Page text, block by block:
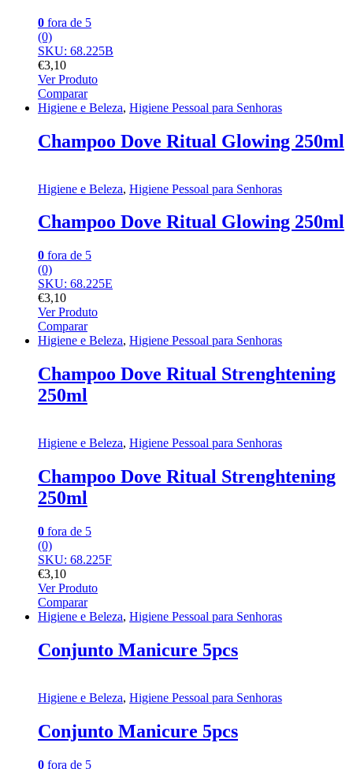
0 fora de 5
(0)
SKU: 68.225B
€3,10
Ver Produto
Comparar
Higiene e Beleza, Higiene Pessoal para Senhoras
Champoo Dove Ritual Glowing 250ml
Higiene e Beleza, Higiene Pessoal para Senhoras
Champoo Dove Ritual Glowing 250ml
0 fora de 5
(0)
SKU: 68.225E
€3,10
Ver Produto
Comparar
Higiene e Beleza, Higiene Pessoal para Senhoras
Champoo Dove Ritual Strenghtening
250ml
Higiene e Beleza, Higiene Pessoal para Senhoras
Champoo Dove Ritual Strenghtening
250ml
0 fora de 5
(0)
SKU: 68.225F
€3,10
Ver Produto
Comparar
Higiene e Beleza, Higiene Pessoal para Senhoras
Conjunto Manicure 5pcs
Higiene e Beleza, Higiene Pessoal para Senhoras
Conjunto Manicure 5pcs
0 fora de 5